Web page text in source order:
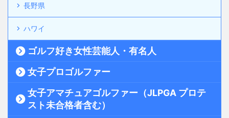
長野県
ハワイ
ゴルフ好き女性芸能人・有名人
女子プロゴルファー
女子アマチュアゴルファー（JLPGA プロテ
スト未合格者含む）